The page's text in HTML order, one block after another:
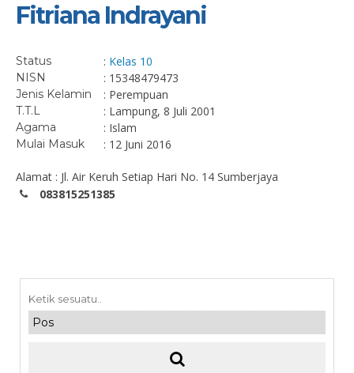
Fitriana Indrayani
Status : Kelas 10
NISN : 15348479473
Jenis Kelamin : Perempuan
T.T.L : Lampung, 8 Juli 2001
Agama : Islam
Mulai Masuk : 12 Juni 2016
Alamat : Jl. Air Keruh Setiap Hari No. 14 Sumberjaya
083815251385